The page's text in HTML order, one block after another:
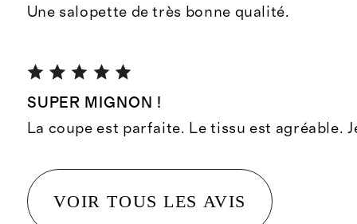
Une salopette de très bonne qualité.
SUPER MIGNON !
La coupe est parfaite. Le tissu est agréable.
VOIR TOUS LES AVIS